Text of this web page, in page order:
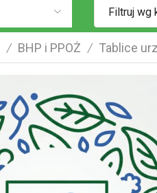
Filtruj wg
/ BHP i PPOŻ / Tablice